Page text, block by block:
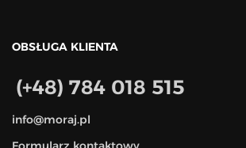
OBSŁUGA KLIENTA
(+48) 784 018 515
info@moraj.pl